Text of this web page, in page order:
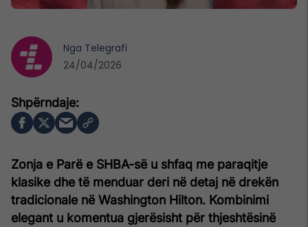
Zonja e Parë e SHBA-së u shfaq me paraqitje
klasike dhe të menduar deri në detaj në drekën
tradicionale në Washington Hilton. Kombinimi
elegant u komentua gjerësisht për thjeshtësinë
Nga Telegrafi
24/04/2026